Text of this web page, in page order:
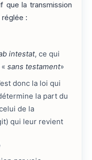
que la transmission
:
intestat, ce qui
«sans testament»
donc la loi qui
la part du
de la
qui leur revient